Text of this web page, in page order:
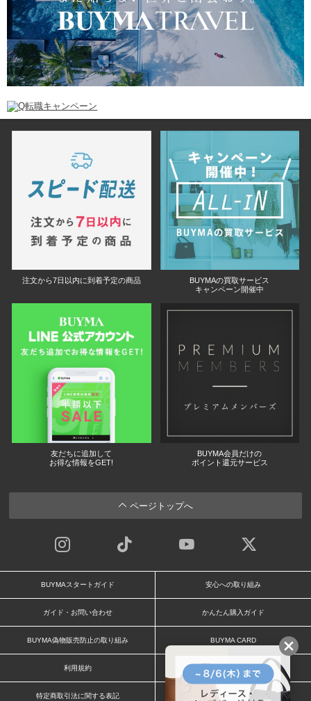
注文から7日以内に到着予定の商品
BUYMAの買取サービス
キャンペーン開催中
友だちに追加して
お得な情報をGET!
BUYMA会員だけの
ポイント還元サービス
ページトップへ
BUYMAスタートガイド 安心への取り組み
ガイド・お問い合わせ かんたん購入ガイド
BUYMA偽物販売防止の取り組み BUYMA CARD
利用規約 プライバシー
特定商取引法に関する表記 お客様情報の外部送信について